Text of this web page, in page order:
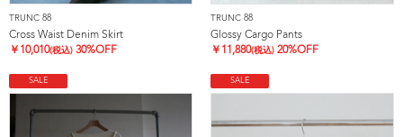
TRUNC 88
Cross Waist Denim Skirt
￥ 10,010(税込) 30%OFF
TRUNC 88
Glossy Cargo Pants
￥ 11,880(税込) 20%OFF
SALE SALE